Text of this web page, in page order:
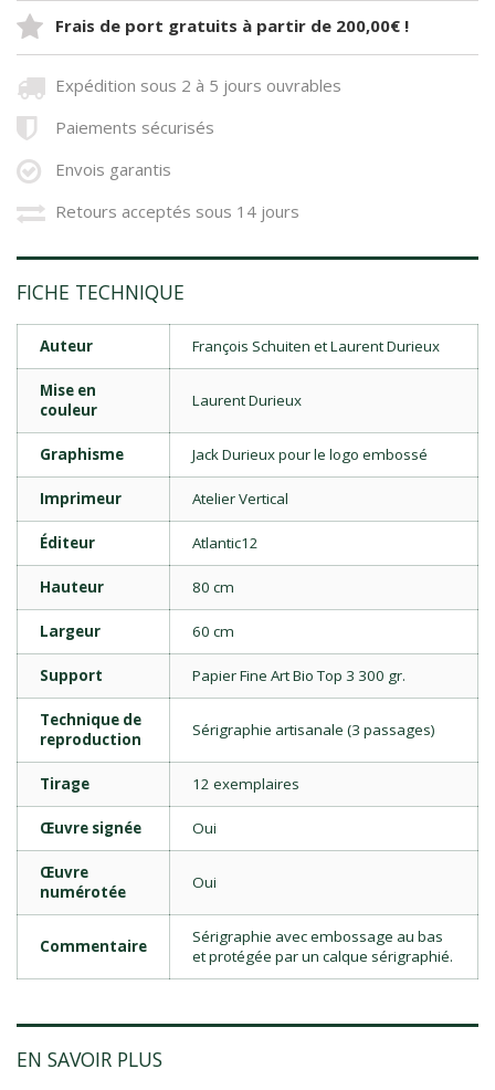
Frais de port gratuits à partir de 200,00€ !
Expédition sous 2 à 5 jours ouvrables
Paiements sécurisés
Envois garantis
Retours acceptés sous 14 jours
FICHE TECHNIQUE
Auteur François Schuiten et Laurent Durieux
Mise en
couleur
Laurent Durieux
Graphisme Jack Durieux pour le logo embossé
Imprimeur Atelier Vertical
Éditeur Atlantic12
Hauteur 80 cm
Largeur 60 cm
Support Papier Fine Art Bio Top 3 300 gr.
Technique de
reproduction
Sérigraphie artisanale (3 passages)
Tirage 12 exemplaires
Œuvre signée Oui
Œuvre
numérotée
Oui
Commentaire
Sérigraphie avec embossage au bas
et protégée par un calque sérigraphié.
EN SAVOIR PLUS